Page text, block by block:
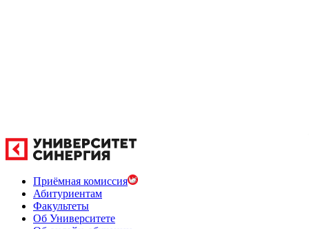
Приёмная комиссия
Абитуриентам
Факультеты
Об Университете